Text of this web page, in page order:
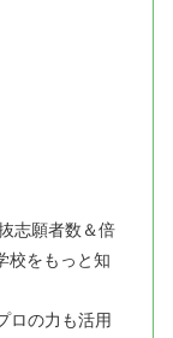
志願者数＆倍
校をもっと知
ロの力も活用